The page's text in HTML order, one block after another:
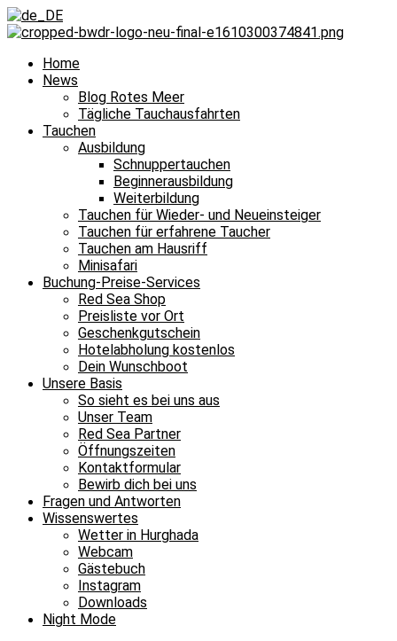
Home
News
Blog Rotes Meer
Tägliche Tauchausfahrten
Tauchen
Ausbildung
Schnuppertauchen
Beginnerausbildung
Weiterbildung
Tauchen für Wieder- und Neueinsteiger
Tauchen für erfahrene Taucher
Tauchen am Hausriff
Minisafari
Buchung-Preise-Services
Red Sea Shop
Preisliste vor Ort
Geschenkgutschein
Hotelabholung kostenlos
Dein Wunschboot
Unsere Basis
So sieht es bei uns aus
Unser Team
Red Sea Partner
Öffnungszeiten
Kontaktformular
Bewirb dich bei uns
Fragen und Antworten
Wissenswertes
Wetter in Hurghada
Webcam
Gästebuch
Instagram
Downloads
Night Mode